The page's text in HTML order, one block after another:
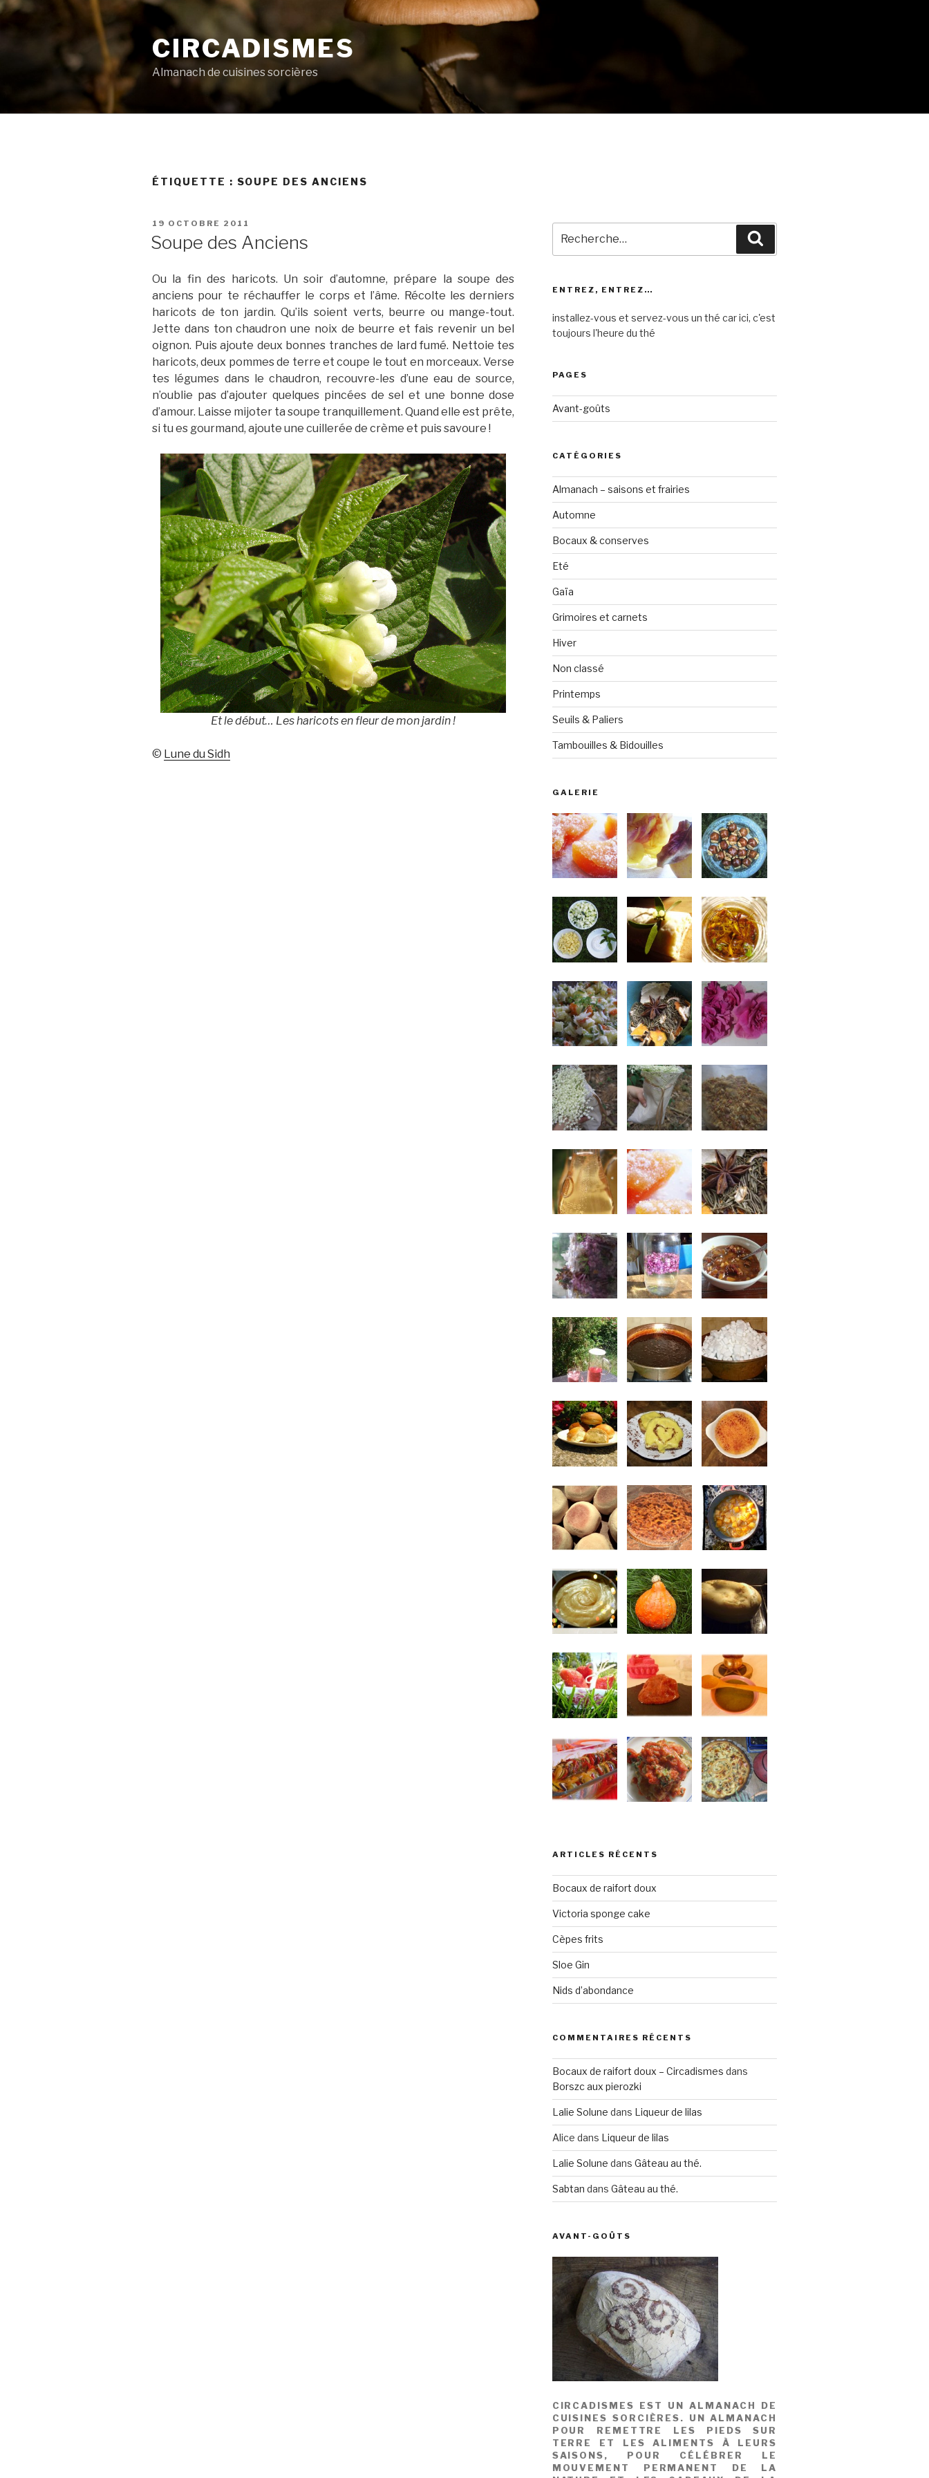
Aller
CIRCADISMES
Almanach de cuisines sorcières
ÉTIQUETTE : SOUPE DES ANCIENS
PUBLIÉ
19 OCTOBRE 2011
Soupe des Anciens
Ou la fin des haricots. Un soir d’automne, prépare la soupe des
anciens pour te réchauffer le corps et l’âme. Récolte les derniers
haricots de ton jardin. Qu’ils soient verts, beurre ou mange-tout.
Jette dans ton chaudron une noix de beurre et fais revenir un bel
oignon. Puis ajoute deux bonnes tranches de lard fumé. Nettoie tes
haricots, deux pommes de terre et coupe le tout en morceaux. Verse
tes légumes dans le chaudron, recouvre-les d’une eau de source,
n’oublie pas d’ajouter quelques pincées de sel et une bonne dose
d’amour. Laisse mijoter ta soupe tranquillement. Quand elle est prête,
si tu es gourmand, ajoute une cuillerée de crème et puis savoure !
Et le début… Les haricots en fleur de mon jardin !
© Lune du Sidh
pour
:
ENTREZ, ENTREZ…
installez-vous et servez-vous un thé car ici, c'est
toujours l'heure du thé
PAGES
Avant-goûts
CATÉGORIES
Almanach – saisons et frairies
Automne
Bocaux & conserves
Eté
Gaïa
Grimoires et carnets
Hiver
Non classé
Printemps
Seuils & Paliers
Tambouilles & Bidouilles
GALERIE
ARTICLES RÉCENTS
Bocaux de raifort doux
Victoria sponge cake
Cèpes frits
Sloe Gin
Nids d’abondance
COMMENTAIRES RÉCENTS
Bocaux de raifort doux – Circadismes dans
Borszc aux pierozki
Lalie Solune dans Liqueur de lilas
Alice dans Liqueur de lilas
Lalie Solune dans Gâteau au thé.
Sabtan dans Gâteau au thé.
AVANT-GOÛTS
CIRCADISMES EST UN ALMANACH DE
CUISINES SORCIÈRES. UN ALMANACH
POUR REMETTRE LES PIEDS SUR
TERRE ET LES ALIMENTS À LEURS
SAISONS, POUR CÉLÉBRER LE
MOUVEMENT PERMANENT DE LA